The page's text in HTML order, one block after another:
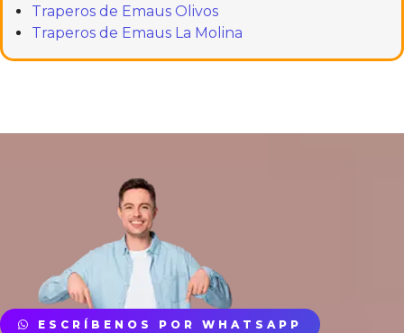
Traperos de Emaus Olivos
Traperos de Emaus La Molina
ESCRÍBENOS POR WHATSAPP